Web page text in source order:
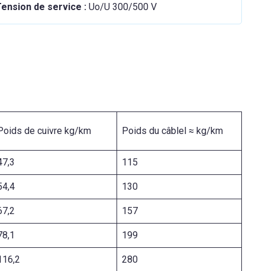
de service :Uo/U 300/500 V
de cuivre kg/km Poids du câblel ≈ kg/km
115
130
157
199
280